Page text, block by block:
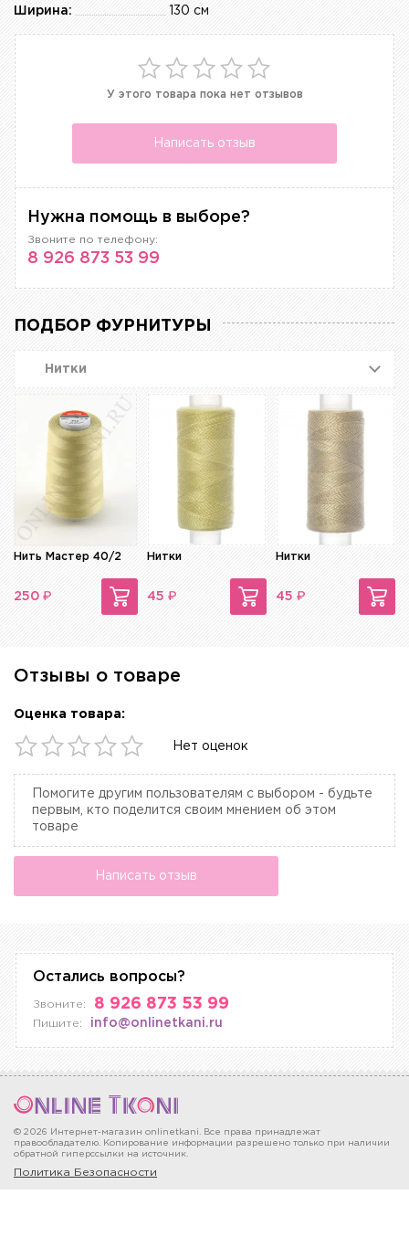
130 см
Ширина:
У этого товара пока нет отзывов
Написать отзыв
Нужна помощь в выборе?
Звоните по телефону:
8 926 873 53 99
ПОДБОР ФУРНИТУРЫ
Нитки
Нить Мастер 40/2
250 ₽
Нитки
45 ₽
Нитки
45 ₽
Отзывы о товаре
Оценка товара:
Нет оценок
Помогите другим пользователям с выбором - будьте
первым, кто поделится своим мнением об этом
товаре
Написать отзыв
Остались вопросы?
Звоните: 8 926 873 53 99
Пишите: info@onlinetkani.ru
© 2026 Интернет-магазин onlinetkani. Все права принадлежат
правообладателю. Копирование информации разрешено только при наличии
обратной гиперссылки на источник.
Политика Безопасности